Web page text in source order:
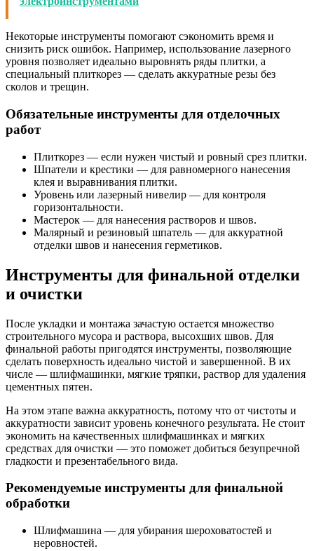
Некоторые инструменты помогают сэкономить время и
снизить риск ошибок. Например, использование лазерного
уровня позволяет идеально выровнять ряды плитки, а
специальный плиткорез — сделать аккуратные резы без
сколов и трещин.
Обязательные инструменты для отделочных
работ
Плиткорез — если нужен чистый и ровный срез плитки.
Шпатели и крестики — для равномерного нанесения
клея и выравнивания плитки.
Уровень или лазерный нивелир — для контроля
горизонтальности.
Мастерок — для нанесения растворов и швов.
Малярный и резиновый шпатель — для аккуратной
отделки швов и нанесения герметиков.
Инструменты для финальной отделки
и очистки
После укладки и монтажа зачастую остается множество
строительного мусора и раствора, высохших швов. Для
финальной работы пригодятся инструменты, позволяющие
сделать поверхность идеально чистой и завершенной. В их
числе — шлифмашинки, мягкие тряпки, раствор для удаления
цементных пятен.
На этом этапе важна аккуратность, потому что от чистоты и
аккуратности зависит уровень конечного результата. Не стоит
экономить на качественных шлифмашинках и мягких
средствах для очистки — это поможет добиться безупречной
гладкости и презентабельного вида.
Рекомендуемые инструменты для финальной
обработки
Шлифмашина — для убирания шероховатостей и
неровностей.